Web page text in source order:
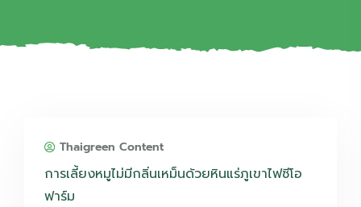
Thaigreen Content
การเลี้ยงหมูไม่มีกลิ่นเหม็นด้วยหินแร่ภูเขาไฟซีโอ
ฟาร์ม